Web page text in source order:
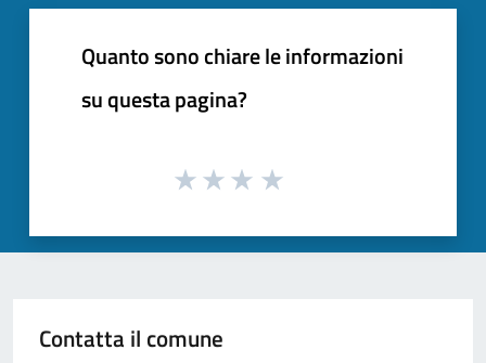
Quanto sono chiare le informazioni
su questa pagina?
Contatta il comune